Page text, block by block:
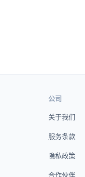
公司
关于我们
服务条款
隐私政策
合作伙伴